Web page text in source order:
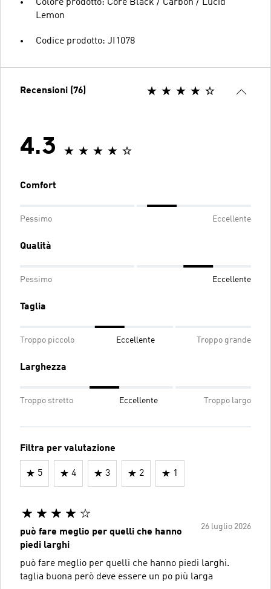
Colore prodotto: Core Black / Carbon / Lucid
Lemon
Codice prodotto: JI1078
Recensioni (76)
4.3
Comfort
Pessimo Eccellente
Qualità
Pessimo Eccellente
Taglia
Troppo piccolo Eccellente Troppo grande
Larghezza
Troppo stretto Eccellente Troppo largo
Filtra per valutazione
5 4 3 2 1
26 luglio 2026
può fare meglio per quelli che hanno
piedi larghi
può fare meglio per quelli che hanno piedi larghi.
taglia buona però deve essere un po più larga